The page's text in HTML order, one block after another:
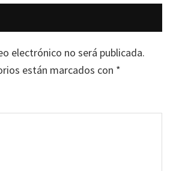
electrónico no será publicada.
están marcados con *